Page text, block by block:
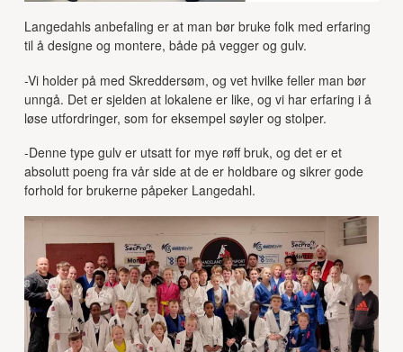
Langedahls anbefaling er at man bør bruke folk med erfaring
til å designe og montere, både på vegger og gulv.
-Vi holder på med Skreddersøm, og vet hvilke feller man bør
unngå. Det er sjelden at lokalene er like, og vi har erfaring i å
løse utfordringer, som for eksempel søyler og stolper.
-Denne type gulv er utsatt for mye røff bruk, og det er et
absolutt poeng fra vår side at de er holdbare og sikrer gode
forhold for brukerne påpeker Langedahl.